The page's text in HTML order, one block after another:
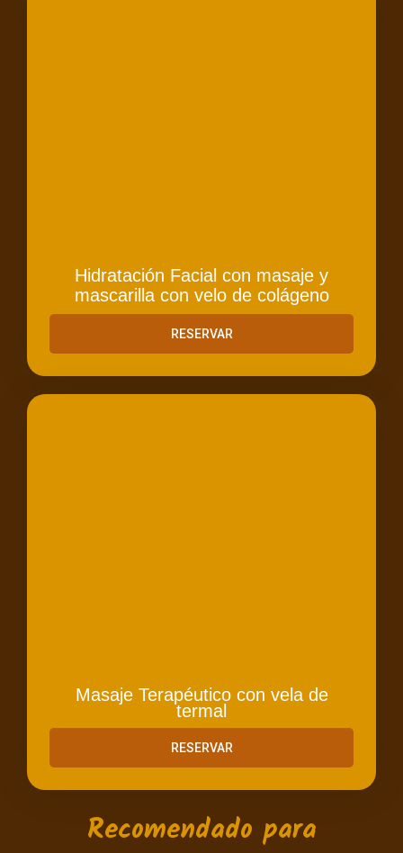
Hidratación Facial con masaje y
mascarilla con velo de colágeno
RESERVAR
Masaje Terapéutico con vela de
termal
RESERVAR
Recomendado para